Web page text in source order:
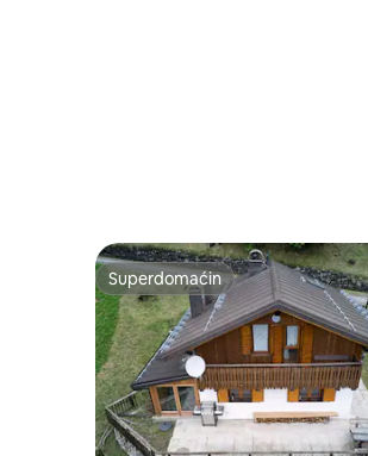
Superdomaćin
Superdomaćin